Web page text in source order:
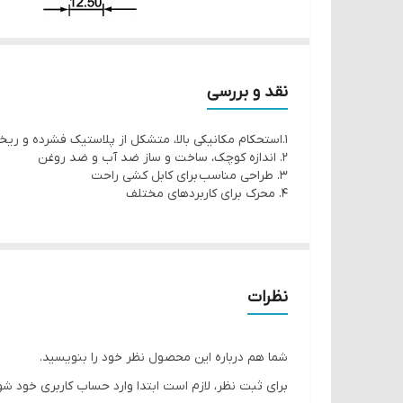
مشخصات فنی:
نقد و بررسی
1.استحکام مکانیکی بالا، متشکل از پلاستیک فشرده و ریخته گری آلومینیومی
2. اندازه کوچک، ساخت و ساز ضد آب و ضد روغن
3. طراحی مناسب برای کابل کشی راحت
4. محرک برای کاربردهای مختلف
نظرات
شما هم درباره این محصول نظر خود را بنویسید.
برای ثبت نظر، لازم است ابتدا وارد حساب کاربری خود